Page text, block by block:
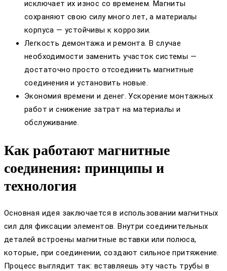
исключает их износ со временем. Магниты
сохраняют свою силу много лет, а материалы
корпуса — устойчивы к коррозии.
Легкость демонтажа и ремонта. В случае
необходимости заменить участок системы —
достаточно просто отсоединить магнитные
соединения и установить новые.
Экономия времени и денег. Ускорение монтажных
работ и снижение затрат на материалы и
обслуживание.
Как работают магнитные
соединения: принципы и
технология
Основная идея заключается в использовании магнитных
сил для фиксации элементов. Внутри соединительных
деталей встроены магнитные вставки или полюса,
которые, при соединении, создают сильное притяжение.
Процесс выглядит так: вставляешь эту часть трубы в